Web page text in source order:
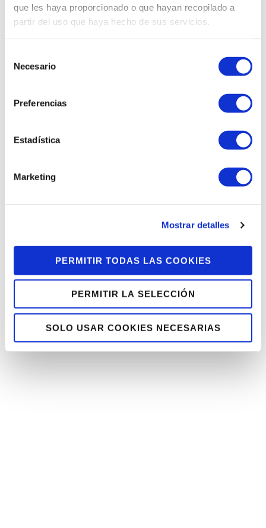
que les haya proporcionado o que hayan recopilado a
partir del uso que haya hecho de sus servicios.
Necesario
Preferencias
Estadística
Marketing
Mostrar detalles
PERMITIR TODAS LAS COOKIES
PERMITIR LA SELECCIÓN
SOLO USAR COOKIES NECESARIAS